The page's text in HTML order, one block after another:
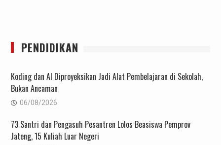
PENDIDIKAN
Koding dan AI Diproyeksikan Jadi Alat Pembelajaran di Sekolah,
Bukan Ancaman
06/08/2026
73 Santri dan Pengasuh Pesantren Lolos Beasiswa Pemprov
Jateng, 15 Kuliah Luar Negeri